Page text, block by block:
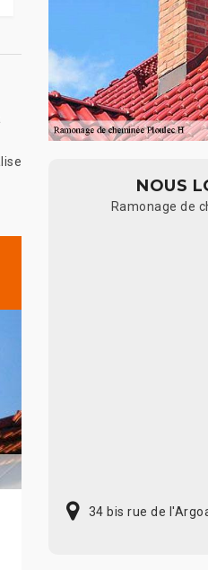
NOUS
Ramonage de
34 bis rue de